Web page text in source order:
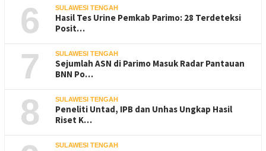
6 SULAWESI TENGAH
Hasil Tes Urine Pemkab Parimo: 28 Terdeteksi
Posit…
7 SULAWESI TENGAH
Sejumlah ASN di Parimo Masuk Radar Pantauan
BNN Po…
8 SULAWESI TENGAH
Peneliti Untad, IPB dan Unhas Ungkap Hasil
Riset K…
SULAWESI TENGAH